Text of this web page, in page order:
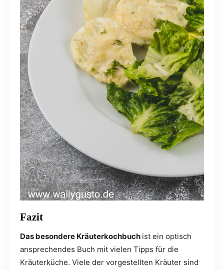
Fazit
Das besondere Kräuterkochbuch ist ein optisch
ansprechendes Buch mit vielen Tipps für die
Kräuterküche. Viele der vorgestellten Kräuter sind